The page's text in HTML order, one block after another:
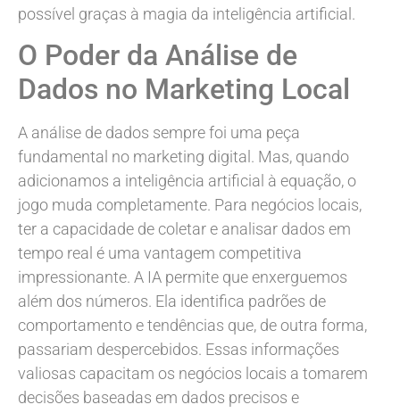
possível graças à magia da inteligência artificial.
O Poder da Análise de
Dados no Marketing Local
A análise de dados sempre foi uma peça
fundamental no marketing digital. Mas, quando
adicionamos a inteligência artificial à equação, o
jogo muda completamente. Para negócios locais,
ter a capacidade de coletar e analisar dados em
tempo real é uma vantagem competitiva
impressionante. A IA permite que enxerguemos
além dos números. Ela identifica padrões de
comportamento e tendências que, de outra forma,
passariam despercebidos. Essas informações
valiosas capacitam os negócios locais a tomarem
decisões baseadas em dados precisos e